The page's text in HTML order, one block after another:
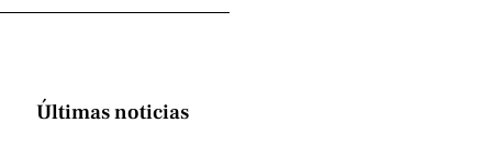
Últimas noticias